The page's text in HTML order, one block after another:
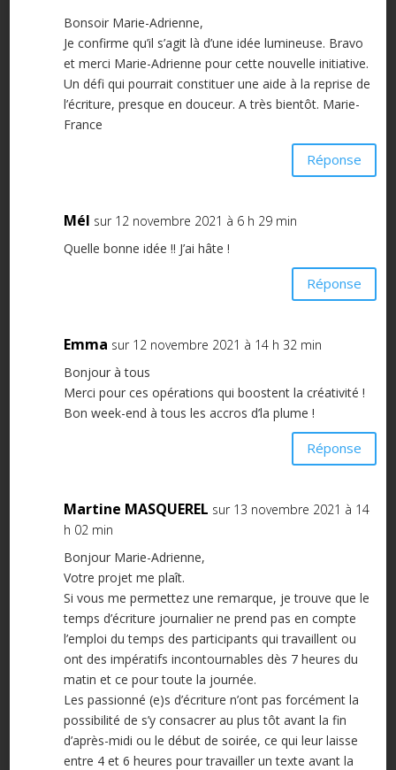
Bonsoir Marie-Adrienne,
Je confirme qu’il s’agit là d’une idée lumineuse. Bravo
et merci Marie-Adrienne pour cette nouvelle initiative.
Un défi qui pourrait constituer une aide à la reprise de
l’écriture, presque en douceur. A très bientôt. Marie-
France
Réponse
Mél sur 12 novembre 2021 à 6 h 29 min
Quelle bonne idée !! J’ai hâte !
Réponse
Emma sur 12 novembre 2021 à 14 h 32 min
Bonjour à tous
Merci pour ces opérations qui boostent la créativité !
Bon week-end à tous les accros d’la plume !
Réponse
Martine MASQUEREL sur 13 novembre 2021 à 14
h 02 min
Bonjour Marie-Adrienne,
Votre projet me plaît.
Si vous me permettez une remarque, je trouve que le
temps d’écriture journalier ne prend pas en compte
l’emploi du temps des participants qui travaillent ou
ont des impératifs incontournables dès 7 heures du
matin et ce pour toute la journée.
Les passionné (e)s d’écriture n’ont pas forcément la
possibilité de s’y consacrer au plus tôt avant la fin
d’après-midi ou le début de soirée, ce qui leur laisse
entre 4 et 6 heures pour travailler un texte avant la